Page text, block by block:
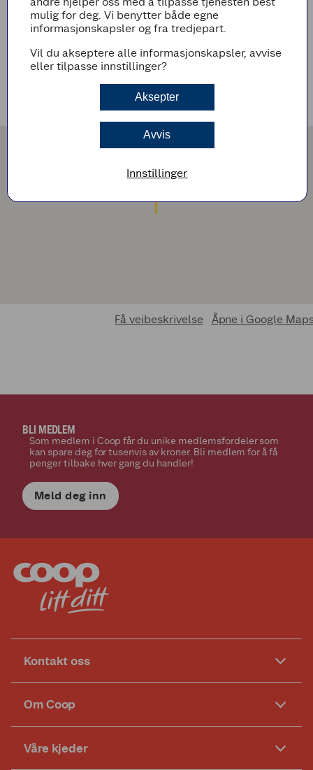
AVVIKENDE ÅPNINGSTIDER
Det er ingen avvikende åpningstider i nærmeste fremtid
Få veibeskrivelse Åpne i Google
BLI MEDLEM
Som medlem i Coop får du unike medlemsfordeler som
kan spare deg for tusenvis av kroner. Bli medlem for å få
penger tilbake hver gang du handler!
Meld deg inn
Kontakt oss
Om Coop
Våre kjeder
mulig for deg. Vi benytter både egne
informasjonskapsler og fra tredjepart.
Vil du akseptere alle informasjonskapsler, avvise
eller tilpasse innstillinger?
Aksepter
Avvis
Innstillinger